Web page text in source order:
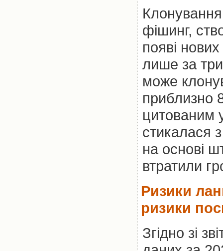
фішинг,
появі
лише за
може
приблизно
цитованим
стикалася
на основі
втратили
Ризики
ризики
Згідно зі